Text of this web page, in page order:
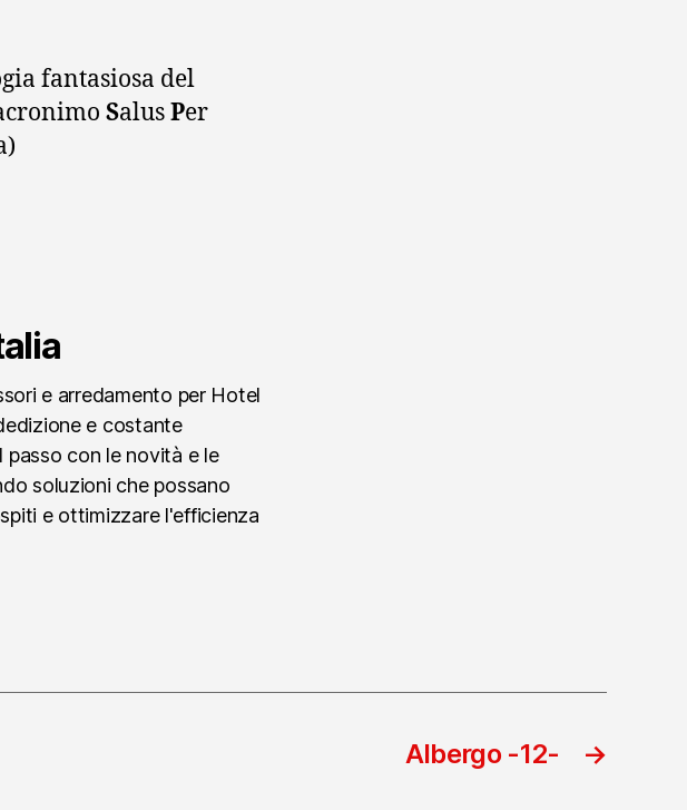
fantasiosa del
SalusPer
e arredamento per Hotel
e costante
passo con le novità e le
soluzioni che possano
e ottimizzare l'efficienza
→
Albergo -12-